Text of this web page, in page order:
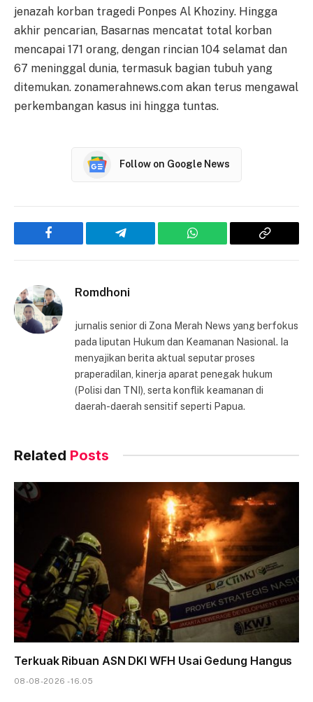
jenazah korban tragedi Ponpes Al Khoziny. Hingga
akhir pencarian, Basarnas mencatat total korban
mencapai 171 orang, dengan rincian 104 selamat dan
67 meninggal dunia, termasuk bagian tubuh yang
ditemukan. zonamerahnews.com akan terus mengawal
perkembangan kasus ini hingga tuntas.
Follow on Google News
Facebook Telegram WhatsApp
Copy
Romdhoni
jurnalis senior di Zona Merah News yang berfokus
pada liputan Hukum dan Keamanan Nasional. Ia
menyajikan berita aktual seputar proses
praperadilan, kinerja aparat penegak hukum
(Polisi dan TNI), serta konflik keamanan di
daerah-daerah sensitif seperti Papua.
Related Posts
Terkuak Ribuan ASN DKI WFH Usai Gedung Hangus
08-08-2026 - 16.05